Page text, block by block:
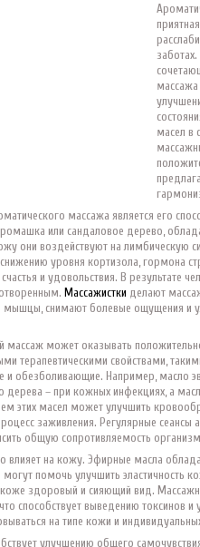
массажа
масел в
массажа является его
или сандаловое дерево,
они воздействуют на лимбическую
уровня кортизола, гормона
и удовольствия. В результате
Массажистки делают
мышцы, снимают болевые ощущения и
массаж может оказывать
терапевтическими свойствами,
и обезболивающие. Например, масло
дерева – при кожных инфекциях, а
этих масел может улучшить
заживления. Регулярные
общую сопротивляемость
влияет на кожу. Эфирные масла
помочь улучшить эластичность
коже здоровый и сияющий вид.
способствует выведению токсинов и
на типе кожи и
улучшению общего